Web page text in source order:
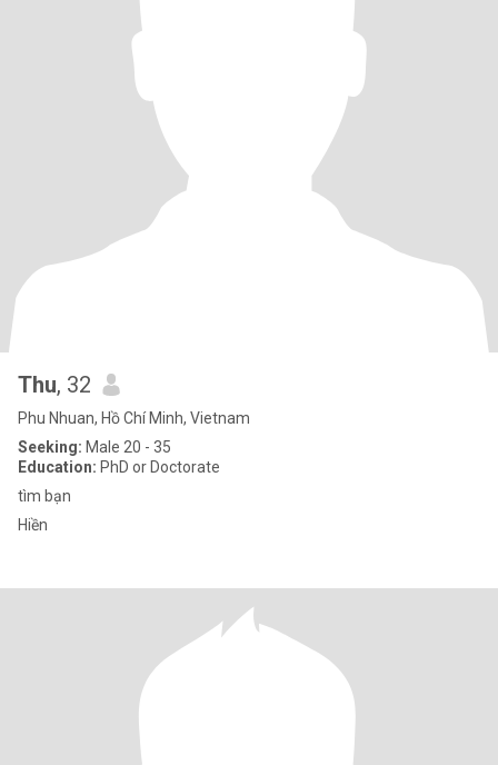
Thu, 32
Phu Nhuan, Hồ Chí Minh, Vietnam
Seeking: Male 20 - 35
Education: PhD or Doctorate
tìm bạn
Hiền